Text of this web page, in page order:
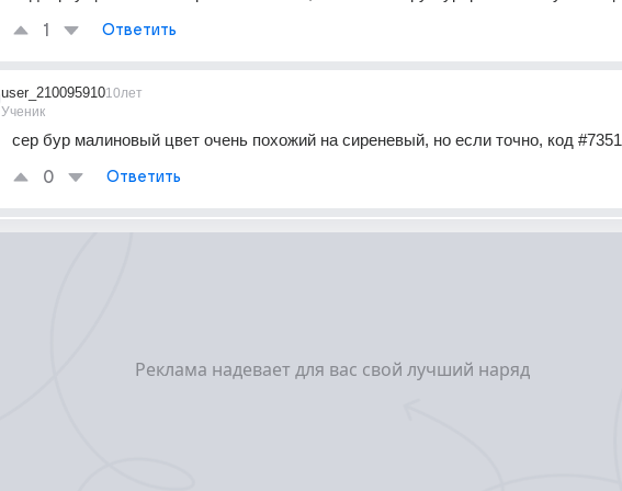
1 Ответить
user_210095910
Ученик
10лет
сер бур малиновый цвет очень похожий на сиреневый, но если точно, код
0 Ответить